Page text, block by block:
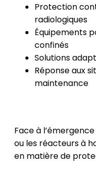
Protection
radiologiques
Équipements
confinés
Solutions
Réponse aux
maintenance
Face à
ou les réacteurs à
en matière de